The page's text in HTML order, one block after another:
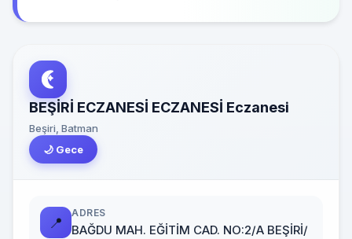
BEŞİRİ ECZANESİ ECZANESİ Eczanesi
Beşiri, Batman
🌙 Gece
📍
ADRES
BAĞDU MAH. EĞİTİM CAD. NO:2/A BEŞİRİ/